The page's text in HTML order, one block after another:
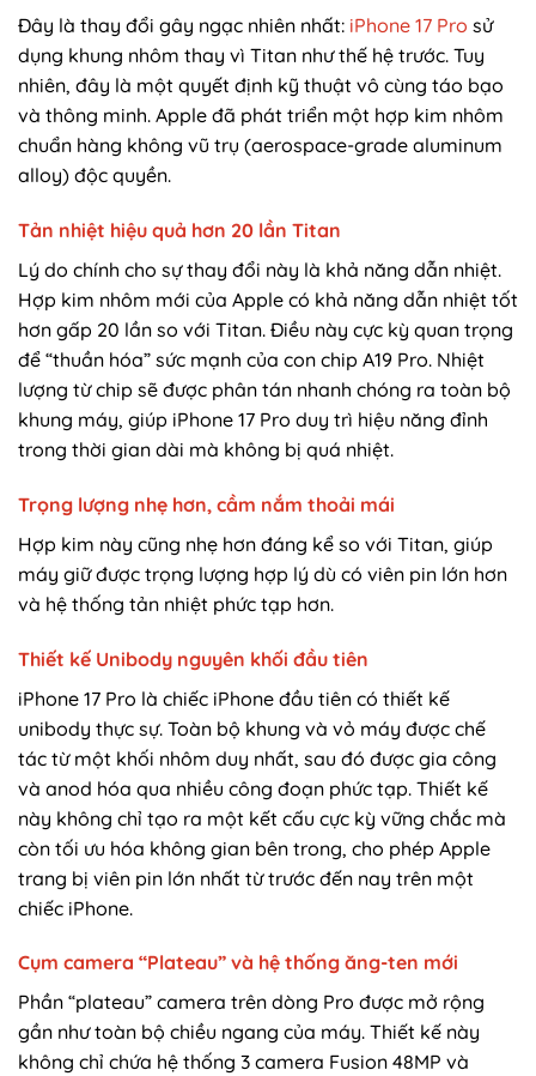
Đây là thay đổi gây ngạc nhiên nhất: iPhone 17 Pro sử
dụng khung nhôm thay vì Titan như thế hệ trước. Tuy
nhiên, đây là một quyết định kỹ thuật vô cùng táo bạo
và thông minh. Apple đã phát triển một hợp kim nhôm
chuẩn hàng không vũ trụ (aerospace-grade aluminum
alloy) độc quyền.
Tản nhiệt hiệu quả hơn 20 lần Titan
Lý do chính cho sự thay đổi này là khả năng dẫn nhiệt.
Hợp kim nhôm mới của Apple có khả năng dẫn nhiệt tốt
hơn gấp 20 lần so với Titan. Điều này cực kỳ quan trọng
để “thuần hóa” sức mạnh của con chip A19 Pro. Nhiệt
lượng từ chip sẽ được phân tán nhanh chóng ra toàn bộ
khung máy, giúp iPhone 17 Pro duy trì hiệu năng đỉnh
trong thời gian dài mà không bị quá nhiệt.
Trọng lượng nhẹ hơn, cầm nắm thoải mái
Hợp kim này cũng nhẹ hơn đáng kể so với Titan, giúp
máy giữ được trọng lượng hợp lý dù có viên pin lớn hơn
và hệ thống tản nhiệt phức tạp hơn.
Thiết kế Unibody nguyên khối đầu tiên
iPhone 17 Pro là chiếc iPhone đầu tiên có thiết kế
unibody thực sự. Toàn bộ khung và vỏ máy được chế
tác từ một khối nhôm duy nhất, sau đó được gia công
và anod hóa qua nhiều công đoạn phức tạp. Thiết kế
này không chỉ tạo ra một kết cấu cực kỳ vững chắc mà
còn tối ưu hóa không gian bên trong, cho phép Apple
trang bị viên pin lớn nhất từ trước đến nay trên một
chiếc iPhone.
Cụm camera “Plateau” và hệ thống ăng-ten mới
Phần “plateau” camera trên dòng Pro được mở rộng
gần như toàn bộ chiều ngang của máy. Thiết kế này
không chỉ chứa hệ thống 3 camera Fusion 48MP và